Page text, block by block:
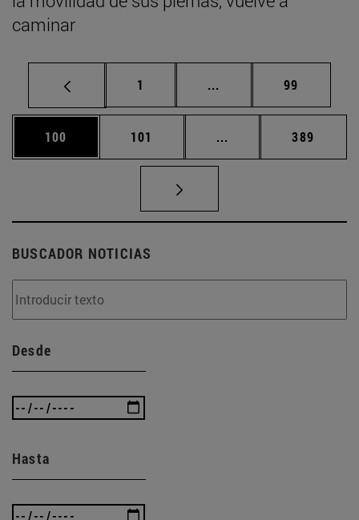
caminar
Página
1 ... Páginas intermedias
Página
99
Página
100 Página
101 ... Páginas intermedias
Página
389
BUSCADOR NOTICIAS
Desde
Hasta